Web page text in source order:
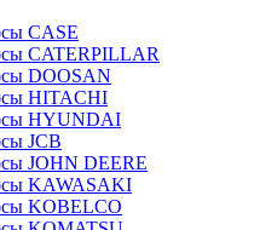
CASE
CATERPILLAR
DOOSAN
HITACHI
HYUNDAI
JCB
JOHN DEERE
KAWASAKI
KOBELCO